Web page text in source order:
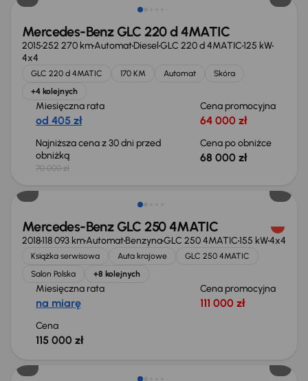
Mercedes-Benz GLC 220 d 4MATIC
2015252 270 kmAutomatDieselGLC 220 d 4MATIC125 kW
4x4
GLC 220 d 4MATIC 170 KM Automat
Skóra
+4 kolejnych
Miesięczna rata
od 405 zł
Cena promocyjna
64 000 zł
Najniższa cena z 30 dni przed
obniżką
70 000 zł
Cena po obniżce
68 000 zł
Mercedes-Benz GLC 250 4MATIC
2018118 093 kmAutomatBenzynaGLC 250 4MATIC155 kW4x4
Książka serwisowa Auta krajowe
GLC 250 4MATIC
Salon Polska
+8 kolejnych
Miesięczna rata
na miarę
Cena promocyjna
111 000 zł
Cena
115 000 zł